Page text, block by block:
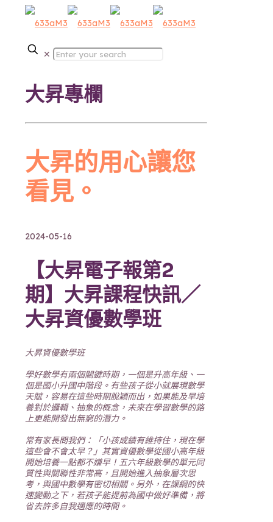
✕
大昇專欄
大昇的用心讓您
看見。
2024-05-16
【大昇電子報第2
期】大昇課程快訊／
大昇資優數學班
大昇資優數學班
學好數學有兩個關鍵時期，一個是升高年級、一
個是國小升國中階段。有些孩子從小就展現數學
天賦，容易在這些時期脫穎而出，如果能及早培
養對於邏輯、抽象的概念，未來在學習數學的路
上更能開發出無窮的潛力。
常有家長問我們：「小孩成績有維持住，現在學
這些會不會太早？」其實資優數學從國小高年級
開始培養一點都不嫌早！五六年級數學的單元同
質性與關聯性非常高，且開始進入抽象層次思
考，與國中數學有密切相關。另外，在課綱的快
速變動之下，若孩子能提前為國中做好準備，將
省去許多自我適應的時間。